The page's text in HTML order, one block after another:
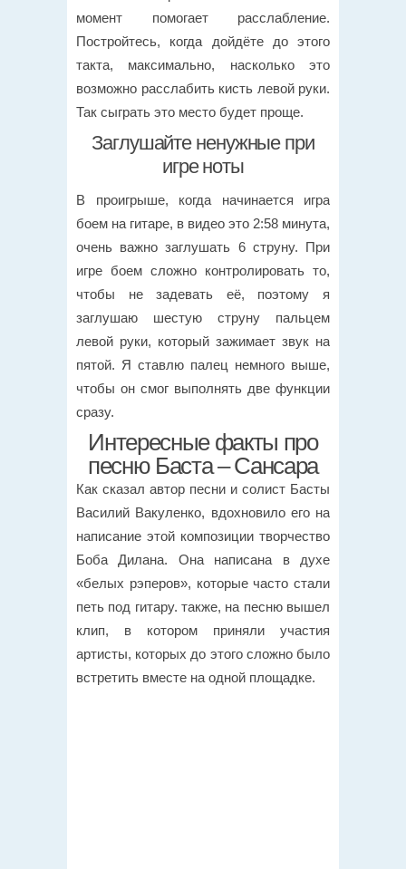
момент помогает расслабление.
Постройтесь, когда дойдёте до этого
такта, максимально, насколько это
возможно расслабить кисть левой руки.
Так сыграть это место будет проще.
Заглушайте ненужные при
игре ноты
В проигрыше, когда начинается игра
боем на гитаре, в видео это 2:58 минута,
очень важно заглушать 6 струну. При
игре боем сложно контролировать то,
чтобы не задевать её, поэтому я
заглушаю шестую струну пальцем
левой руки, который зажимает звук на
пятой. Я ставлю палец немного выше,
чтобы он смог выполнять две функции
сразу.
Интересные факты про
песню Баста – Сансара
Как сказал автор песни и солист Басты
Василий Вакуленко, вдохновило его на
написание этой композиции творчество
Боба Дилана. Она написана в духе
«белых рэперов», которые часто стали
петь под гитару. также, на песню вышел
клип, в котором приняли участия
артисты, которых до этого сложно было
встретить вместе на одной площадке.